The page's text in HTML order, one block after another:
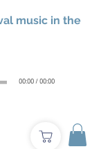
music in the
00:00/00:00